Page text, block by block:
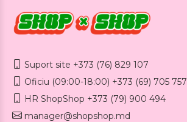
Suport site +373 (76) 829 107
Oficiu (09:00-18:00) +373 (69) 705 757
HR ShopShop +373 (79) 900 494
manager@shopshop.md